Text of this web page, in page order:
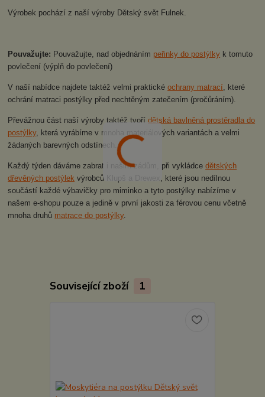
Výrobek pochází z naší výroby Dětský svět Fulnek.
Pouvažujte: Pouvažujte, nad objednáním peřinky do postýlky k tomuto
povlečení (výplň do povlečení)
V naší nabídce najdete taktéž velmi praktickéochrany matrací, které
ochrání matraci postýlky před nechtěným zatečením (pročůráním).
Převážnou část naší výroby taktéž tvořídětská bavlněná prostěradla do
postýlky, která vyrábíme v mnoha materiálových variantách a velmi
žádaných barevných odstínech.
Každý týden dáváme zabrat i našim zádům, při vykládcedětských
dřevěných postýlek výrobců Klupš a Drewex, které jsou nedílnou
součástí každé výbavičky pro miminko a tyto postýlky nabízíme v
našem e-shopu pouze a jedině v první jakosti za férovou cenu včetně
mnoha druhů matrace do postýlky.
Související zboží 1